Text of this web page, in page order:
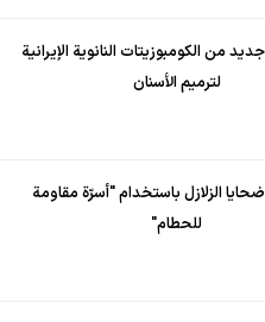
من الكومبوزيتات النانوية الإيرانية
لترميم الأسنان
الزلازل باستخدام "أسرّة مقاومة
للحطام"